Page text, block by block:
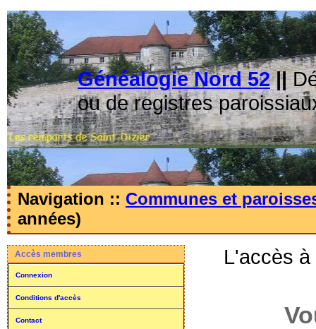
Généalogie Nord 52||
ou de registres
Navigation :: Communes et
années)
Accès membres
Connexion
Conditions d'accès
Contact
L'accès